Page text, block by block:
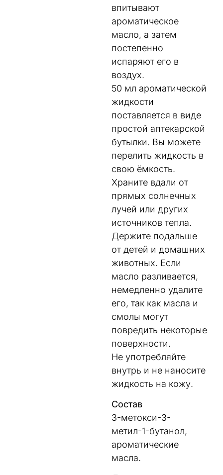
впитывают
ароматическое
масло, а затем
постепенно
испаряют его в
воздух.
50 мл ароматической
жидкости
поставляется в виде
простой аптекарской
бутылки. Вы можете
перелить жидкость в
свою ёмкость.
Храните вдали от
прямых солнечных
лучей или других
источников тепла.
Держите подальше
от детей и домашних
животных. Если
масло разливается,
немедленно удалите
его, так как масла и
смолы могут
повредить некоторые
поверхности.
Не употребляйте
внутрь и не наносите
жидкость на кожу.
Состав
3-метокси-3-
метил-1-бутанол,
ароматические
масла.